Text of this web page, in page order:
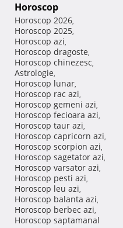
Horoscop
Horoscop 2026,
Horoscop 2025,
Horoscop azi,
Horoscop dragoste,
Horoscop chinezesc,
Astrologie,
Horoscop lunar,
Horoscop rac azi,
Horoscop gemeni azi,
Horoscop fecioara azi,
Horoscop taur azi,
Horoscop capricorn azi,
Horoscop scorpion azi,
Horoscop sagetator azi,
Horoscop varsator azi,
Horoscop pesti azi,
Horoscop leu azi,
Horoscop balanta azi,
Horoscop berbec azi,
Horoscop saptamanal